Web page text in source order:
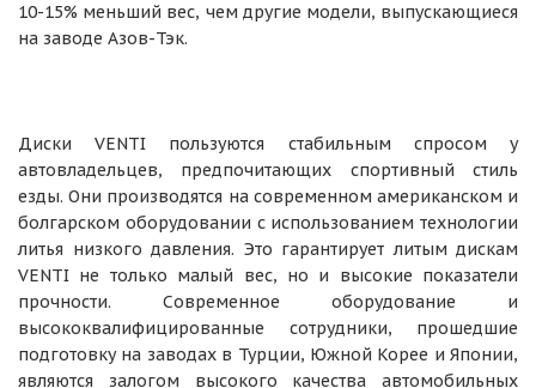
10-15% меньший вес, чем другие модели, выпускающиеся
на заводе Азов-Тэк.
Диски VENTI пользуются стабильным спросом у
автовладельцев, предпочитающих спортивный стиль
езды. Они производятся на современном американском и
болгарском оборудовании с использованием технологии
литья низкого давления. Это гарантирует литым дискам
VENTI не только малый вес, но и высокие показатели
прочности. Современное оборудование и
высококвалифицированные сотрудники, прошедшие
подготовку на заводах в Турции, Южной Корее и Японии,
являются залогом высокого качества автомобильных